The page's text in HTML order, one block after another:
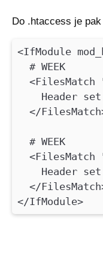
Do .htaccess je
<IfModule
# WEEK
Header set
</
# WEEK
Header set
</
</IfModule>